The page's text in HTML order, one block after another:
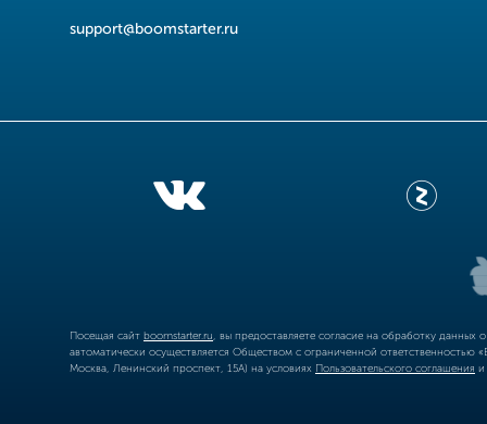
support@boomstarter.ru
Посещая сайт boomstarter.ru , вы предоставляете согласие на обработку
автоматически осуществляется Обществом с ограниченной
Москва, Ленинский проспект, 15А) на условиях Пользовательского соглашения и